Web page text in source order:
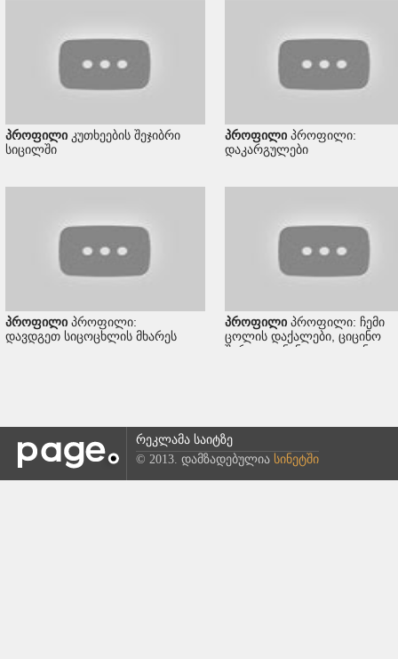
პროფილი კუთხეების შეჯიბრი
სიცილში
პროფილი პროფილი:
დაკარგულები
პროფილი პროფილი:
დავდგეთ სიცოცხლის მხარეს
პროფილი პროფილი: ჩემი
ცოლის დაქალები, ციცინო
შურღაია, ნინი და დათუნა
რეკლამა საიტზე
© 2013. დამზადებულია სინეტში